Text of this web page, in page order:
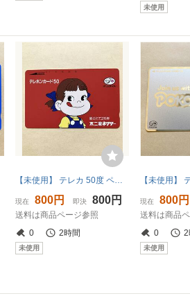
未使用
現在 800円 即決 800円
送料は商品ページ参照
0
2時間
未使用
現在 800円
送料は商品
0
2
未使用